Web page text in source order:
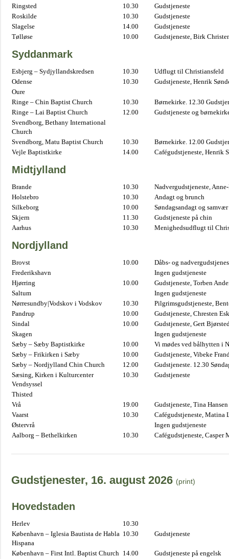
Ringsted 10.30
Gudstjeneste
Roskilde
10.30
Gudstjeneste
Slagelse
14.00
Gudstjeneste
Tølløse
10.00 Gudstjeneste, Birk
Syddanmark
Esbjerg – Sydjyllandskredsen 10.30
Udflugt til Christiansfeld
Odense
10.30
Gudstjeneste, Henrik
Oure
Ringe – Chin Baptist Church
10.30
Børnekirke. 12.30
Ringe – Lai Baptist Church
12.00
Gudstjeneste og
Svendborg, Bethany International
Church
Svendborg, Matu Baptist Church
10.30
Børnekirke. 12.00
Vejle Baptistkirke
14.00 Cafégudstjeneste, Henrik
Midtjylland
Brande 10.30
Nadvergudstjeneste,
Holstebro
10.30
Andagt og brunch
Silkeborg
10.00
Søndagsandagt og samvær
Skjern
11.30
Gudstjeneste på chin
Aarhus
10.30 Menighedsudflugt til
Nordjylland
Brovst 10.00
Dåbs- og
Frederikshavn
Ingen gudstjeneste
Hjørring
10.00
Gudstjeneste, Torben
Saltum
Ingen gudstjeneste
Nørresundby|Vodskov i Vodskov
10.30
Pilgrimsgudstjeneste,
Pandrup
10.00
Gudstjeneste, Chresten
Sindal
10.00
Gudstjeneste, Gert
Skagen
Ingen gudstjeneste
Sæby – Sæby Baptistkirke
10.00
Vi mødes ved bålhytten i
Sæby – Frikirken i Sæby
10.00
Gudstjeneste, Vibeke
Sæby – Nordjylland Chin Church
12.00
Gudstjeneste. 12.30
Sæsing, Kirken i Kulturcenter
Vendsyssel
10.30 Gudstjeneste
Thisted
Vrå
19.00
Gudstjeneste, Tina Hansen
Vaarst
10.30
Cafégudstjeneste, Matina
Østervrå
Ingen gudstjeneste
Aalborg – Bethelkirken
10.30 Cafégudstjeneste, Casper
Gudstjenester, 16. august 2026 (print)
Hovedstaden
Herlev
10.30
København – Iglesia Bautista de Habla
Hispana
10.30 Gudstjeneste
København – First Intl. Baptist Church 14.00
Gudstjeneste på engelsk